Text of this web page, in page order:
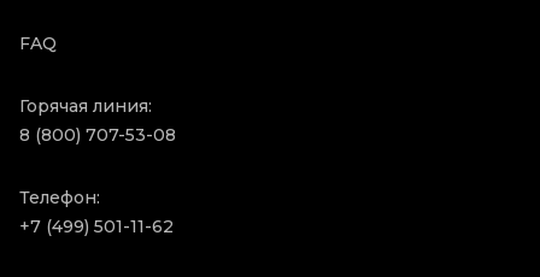
FAQ
Горячая линия:
8 (800) 707-53-08
Телефон:
+7 (499) 501-11-62